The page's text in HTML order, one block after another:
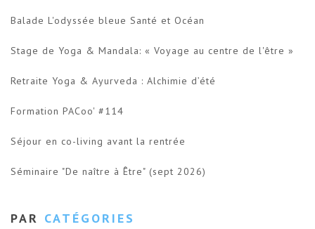
Balade L'odyssée bleue Santé et Océan
Stage de Yoga & Mandala: « Voyage au centre de l'être »
Retraite Yoga & Ayurveda : Alchimie d’été
Formation PACoo' #114
Séjour en co-living avant la rentrée
Séminaire "De naître à Être" (sept 2026)
PAR CATÉGORIES